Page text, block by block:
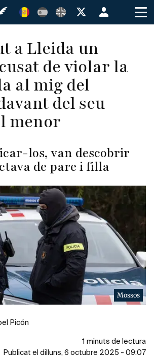
Menú
de
de
usuario
a Lleida un
de violar la
al mig del
del seu
menor
los, van descobrir
de pare i filla
Mossos
Picón
1 minuts de lectura
Publicat el dilluns, 6 octubre 2025 - 09:07